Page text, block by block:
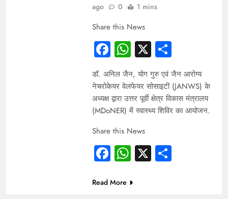
ago
0 1 mins
Share this News
Facebook
WhatsApp
X Share
डॉ. अनिल जैन, योग गुरु एवं जैन आरोग्य
नेचरोकेयर वेलफेयर सोसाइटी (JANWS) के
अध्यक्ष द्वारा उत्तर पूर्वी क्षेत्र विकास मंत्रालय
(MDoNER) में स्वास्थ्य शिविर का आयोजन.
Share this News
Facebook
WhatsApp
X Share
Read More